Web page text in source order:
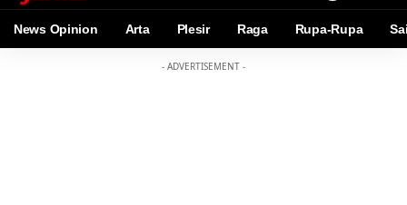
News Opinion Arta Plesir Raga Rupa-Rupa
- ADVERTISEMENT -